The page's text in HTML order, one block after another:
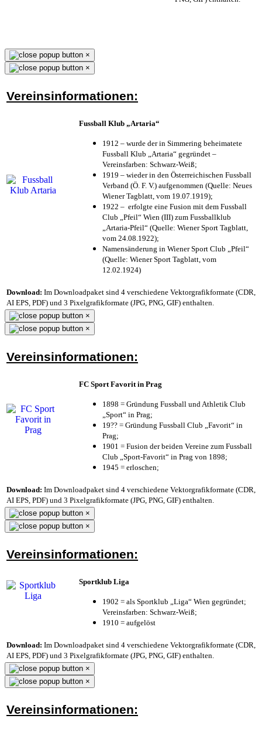
×
×
Vereinsinformationen:
Fussball Klub „Artaria“
1912 – wurde der in Simmering beheimatete
Fussball Klub „Artaria“ gegründet –
Vereinsfarben: Schwarz-Weiß;
1919 – wieder in den Österreichischen Fussball
Verband (Ö. F. V.) aufgenommen (Quelle: Neues
Wiener Tagblatt, vom 19.07.1919);
1922 – erfolgte eine Fusion mit dem Fussball
Club „Pfeil“ Wien (III) zum Fussballklub
„Artaria-Pfeil“ (Quelle: Wiener Sport Tagblatt,
vom 24.08.1922);
Namensänderung in Wiener Sport Club „Pfeil“
(Quelle: Wiener Sport Tagblatt, vom
12.02.1924)
Download: Im Downloadpaket sind 4 verschiedene Vektorgrafikformate (CDR,
AI EPS, PDF) und 3 Pixelgrafikformate (JPG, PNG, GIF) enthalten.
×
×
Vereinsinformationen:
FC Sport Favorit in Prag
1898 = Gründung Fussball und Athletik Club
„Sport“ in Prag;
19?? = Gründung Fussball Club „Favorit“ in
Prag;
1901 = Fusion der beiden Vereine zum Fussball
Club „Sport-Favorit“ in Prag von 1898;
1945 = erloschen;
Download: Im Downloadpaket sind 4 verschiedene Vektorgrafikformate (CDR,
AI EPS, PDF) und 3 Pixelgrafikformate (JPG, PNG, GIF) enthalten.
×
×
Vereinsinformationen:
Sportklub Liga
1902 = als Sportklub „Liga“ Wien gegründet;
Vereinsfarben: Schwarz-Weiß;
1910 = aufgelöst
Download: Im Downloadpaket sind 4 verschiedene Vektorgrafikformate (CDR,
AI EPS, PDF) und 3 Pixelgrafikformate (JPG, PNG, GIF) enthalten.
×
×
Vereinsinformationen: